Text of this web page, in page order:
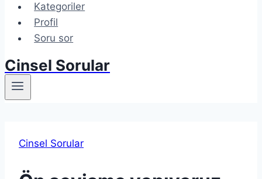
Kategoriler
Profil
Soru sor
Cinsel Sorular
Cinsel Sorular